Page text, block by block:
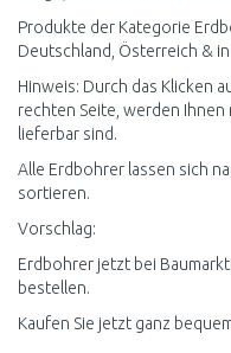
Produkte der Kategorie
Deutschland, Österreich &
Hinweis: Durch das Klicken
rechten Seite, werden Ihnen
lieferbar sind.
Alle Erdbohrer lassen sich
sortieren.
Vorschlag:
Erdbohrer jetzt bei
bestellen.
Kaufen Sie jetzt ganz